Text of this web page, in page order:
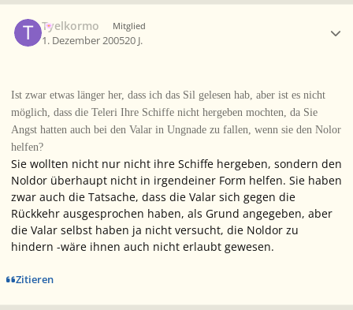
Tyelkormo Mitglied
1. Dezember 200520 J.
Ist zwar etwas länger her, dass ich das Sil gelesen hab, aber ist es nicht
möglich, dass die Teleri Ihre Schiffe nicht hergeben mochten, da Sie
Angst hatten auch bei den Valar in Ungnade zu fallen, wenn sie den Nolor
helfen?
Sie wollten nicht nur nicht ihre Schiffe hergeben, sondern den
Noldor überhaupt nicht in irgendeiner Form helfen. Sie haben
zwar auch die Tatsache, dass die Valar sich gegen die
Rückkehr ausgesprochen haben, als Grund angegeben, aber
die Valar selbst haben ja nicht versucht, die Noldor zu
hindern -wäre ihnen auch nicht erlaubt gewesen.
Zitieren